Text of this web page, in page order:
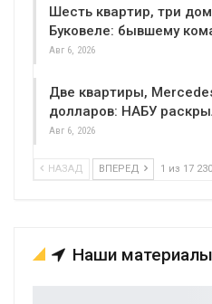
Шесть квартир, три
Буковеле: бывшему
Авг 6, 2026
Две квартиры,
долларов: НАБУ
Авг 6, 2026
НАЗАД ВПЕРЕД 1 из 17 230
Наши материалы